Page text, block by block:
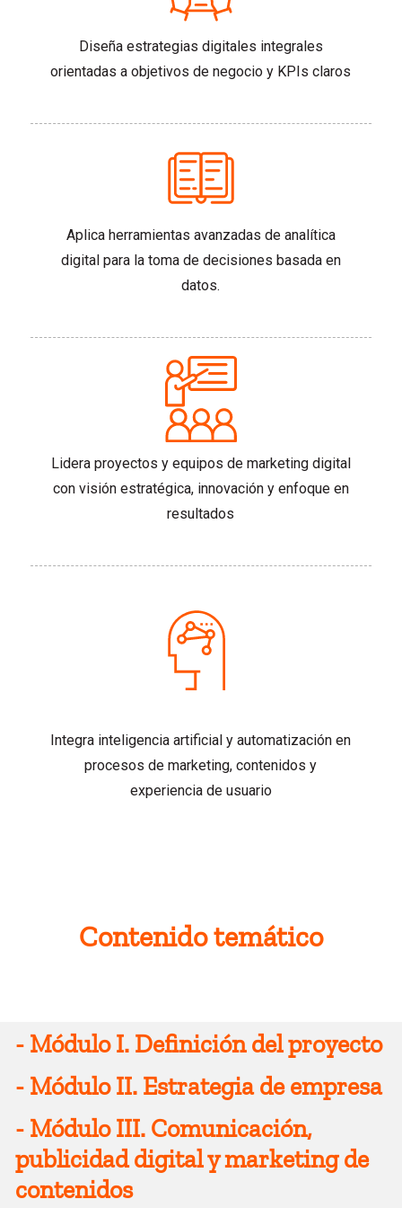
Diseña estrategias digitales integrales
orientadas a objetivos de negocio y KPIs claros
Aplica herramientas avanzadas de analítica
digital para la toma de decisiones basada en
datos.
Lidera proyectos y equipos de marketing digital
con visión estratégica, innovación y enfoque en
resultados
Integra inteligencia artificial y automatización en
procesos de marketing, contenidos y
experiencia de usuario
Contenido temático
- Módulo I. Definición del proyecto
Definición del proyecto
- Módulo II. Estrategia de empresa
Diagnóstico y dirección
- Módulo III. Comunicación,
publicidad digital y marketing de
contenidos